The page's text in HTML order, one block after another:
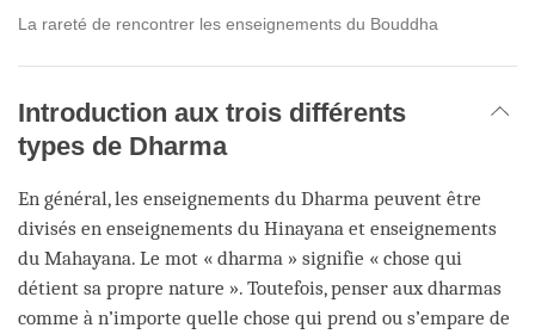
La rareté de rencontrer les enseignements du Bouddha
Introduction aux trois différents
types de Dharma
En général, les enseignements du Dharma peuvent être
divisés en enseignements du Hinayana et enseignements
du Mahayana. Le mot « dharma » signifie « chose qui
détient sa propre nature ». Toutefois, penser aux dharmas
comme à n’importe quelle chose qui prend ou s’empare de